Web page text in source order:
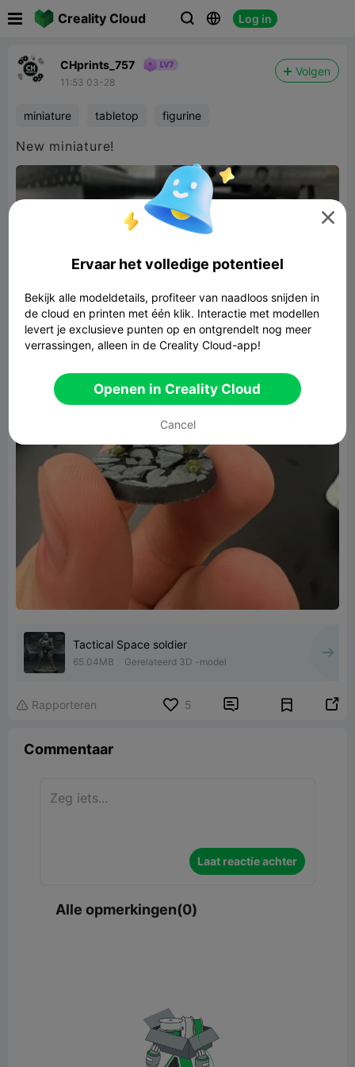
Creality Cloud   Log in
CHprints_757
11:53 03-28
Volgen
miniature tabletop figurine
New miniature!
Tactical Space soldier
65.04MB Gerelateerd 3D -model
 Rapporteren 5  
Commentaar
Laat reactie achter
Alle opmerkingen(0)

Ervaar het volledige potentieel
Bekijk alle modeldetails, profiteer van naadloos snijden in
de cloud en printen met één klik. Interactie met modellen
levert je exclusieve punten op en ontgrendelt nog meer
verrassingen, alleen in de Creality Cloud-app!
Openen in Creality Cloud
Cancel